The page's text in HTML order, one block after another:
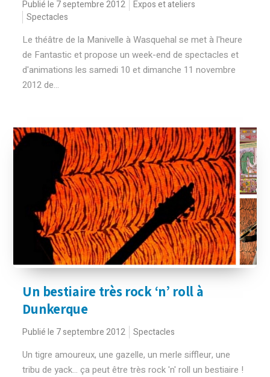
Publié le 7 septembre 2012
Expos et ateliers
Spectacles
Le théâtre de la Manivelle à Wasquehal se met à l'heure
de Fantastic et propose un week-end de spectacles et
d'animations les samedi 10 et dimanche 11 novembre
2012 de...
Un bestiaire très rock ‘n’ roll à
Dunkerque
Publié le 7 septembre 2012 Spectacles
Un tigre amoureux, une gazelle, un merle siffleur, une
tribu de yack... ça peut être très rock 'n' roll un bestiaire !